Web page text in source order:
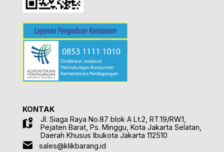
KONTAK
Jl. Siaga Raya No.87 blok A Lt.2, RT.19/RW.1,
Pejaten Barat, Ps. Minggu, Kota Jakarta Selatan,
Daerah Khusus Ibukota Jakarta 112510
sales@klikbarang.id